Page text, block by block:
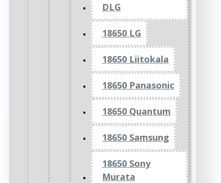
DLG
18650 LG
18650 Liitokala
18650 Panasonic
18650 Quantum
18650 Samsung
18650 Sony
Murata